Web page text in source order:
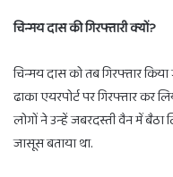
चिन्मय दास की गिरफ्तारी क्यों?
चिन्मय दास को तब गिरफ्तार
ढाका एयरपोर्ट पर गिरफ्तार कर
लोगों ने उन्हें जबरदस्ती वैन में बैठा
जासूस बताया था.